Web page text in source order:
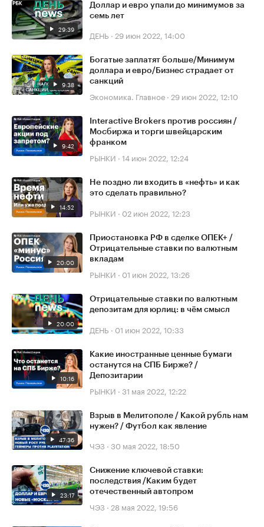
29:39
Доллар и евро упали до минимумов за
семь лет
ДЕНЬ · 29 июн 2022, 14:00
9:38
Богатые заплатят больше/Минимум
доллара и евро/Бизнес страдает от
санкций
Экономика. Главное · 29 июн 2022, 12:10
9:42
Interactive Brokers против россиян /
Мосбиржа и торги швейцарским
франком
РЫНКИ · 14 июн 2022, 12:24
14:52
Не поздно ли входить в «нефть» и как
это сделать правильно?
РЫНКИ · 02 июн 2022, 12:23
20:00
Приостановка РФ в сделке ОПЕК+ /
Отрицательные ставки по валютным
вкладам
РЫНКИ · 01 июн 2022, 13:26
20:00
Отрицательные ставки по валютным
депозитам для юрлиц: в чём смысл
ДЕНЬ · 01 июн 2022, 10:33
10:16
Какие иностранные ценные бумаги
останутся на СПБ Бирже? /
Депозитарии
РЫНКИ · 31 мая 2022, 12:22
47:36
Взрыв в Мелитополе / Какой рубль нам
нужен? / Футбол как явление
ЧЭЗ · 30 мая 2022, 18:50
23:17
Снижение ключевой ставки:
последствия /Каким будет
отечественный автопром
ЧЭЗ · 28 мая 2022, 19:56